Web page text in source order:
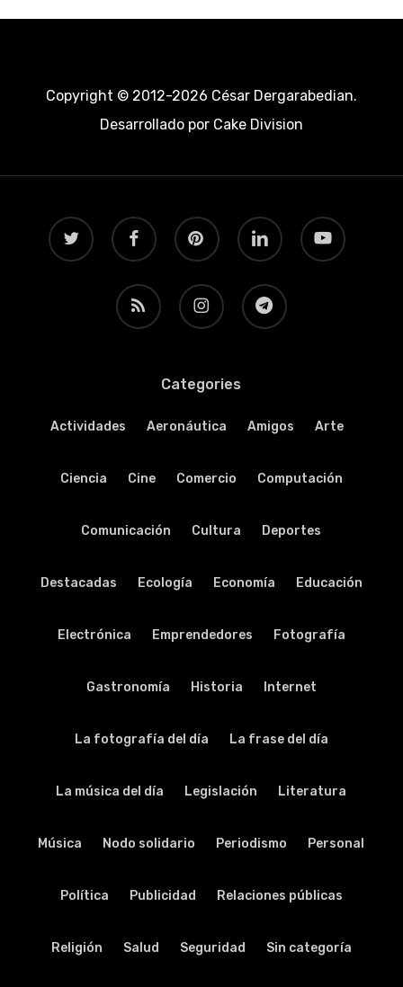
Copyright © 2012-2026 César Dergarabedian.
Desarrollado porCake Division
twitter facebook pinterest linkedin youtube
RSS instagram telegram
Categories
Actividades Aeronáutica Amigos Arte
Ciencia Cine Comercio Computación
Comunicación Cultura Deportes
Destacadas Ecología Economía Educación
Electrónica Emprendedores Fotografía
Gastronomía Historia Internet
La fotografía del día La frase del día
La música del día Legislación Literatura
Música Nodo solidario Periodismo Personal
Política Publicidad Relaciones públicas
Religión Salud Seguridad Sin categoría